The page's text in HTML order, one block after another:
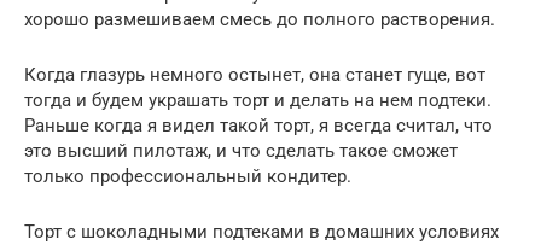
хорошо размешиваем смесь до полного растворения.
Когда глазурь немного остынет, она станет гуще, вот
тогда и будем украшать торт и делать на нем подтеки.
Раньше когда я видел такой торт, я всегда считал, что
это высший пилотаж, и что сделать такое сможет
только профессиональный кондитер.
Торт с шоколадными подтеками в домашних условиях